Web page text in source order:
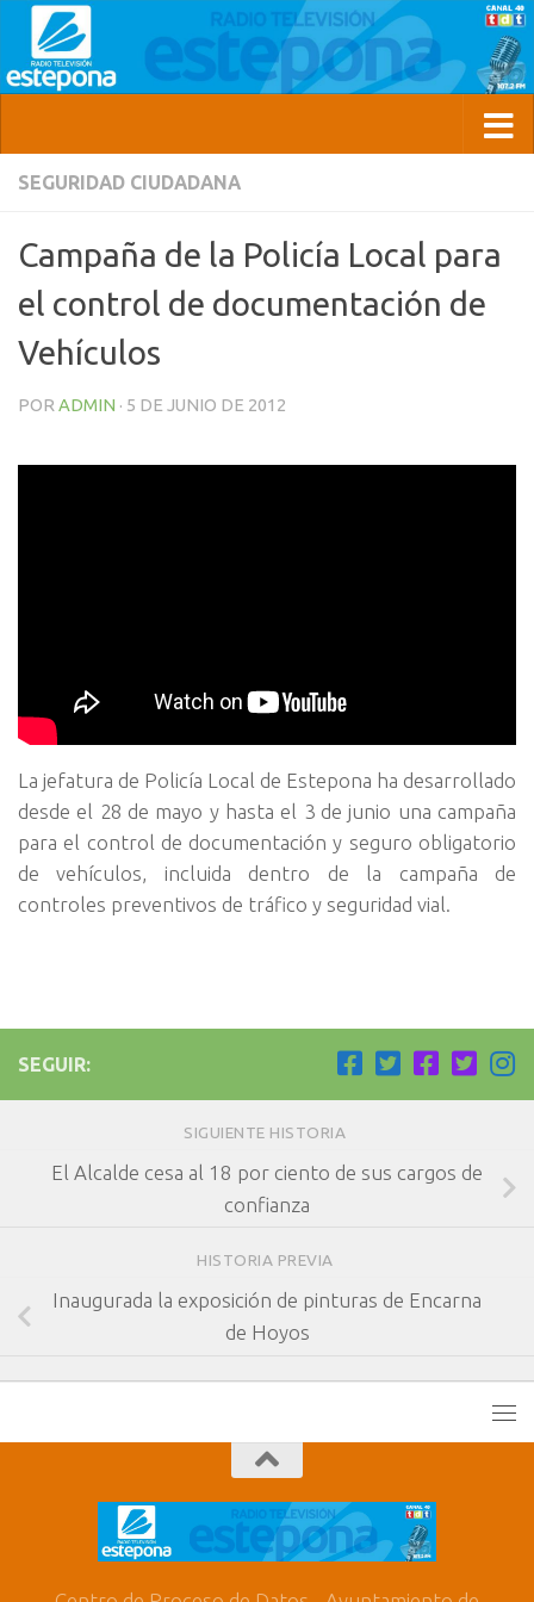
SEGURIDAD CIUDADANA
Campaña de la Policía Local para
el control de documentación de
Vehículos
POR ADMIN · 5 DE JUNIO DE 2012
La jefatura de Policía Local de Estepona ha desarrollado
desde el 28 de mayo y hasta el 3 de junio una campaña
para el control de documentación y seguro obligatorio
de vehículos, incluida dentro de la campaña de
controles preventivos de tráfico y seguridad vial.
SEGUIR:
SIGUIENTE HISTORIA
El Alcalde cesa al 18 por ciento de sus cargos de
confianza
HISTORIA PREVIA
Inaugurada la exposición de pinturas de Encarna
de Hoyos